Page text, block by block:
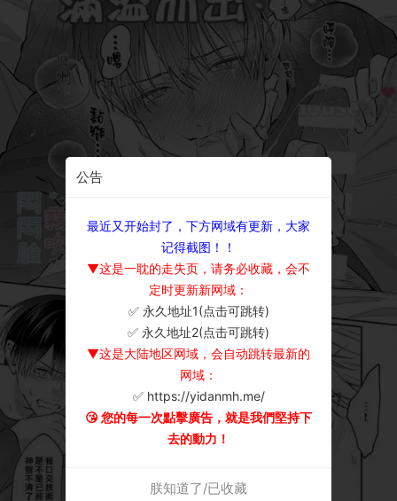
公告
最近又开始封了，下方网域有更新，大家
记得截图！！
▼这是一耽的走失页，请务必收藏，会不
定时更新新网域：
✅ 永久地址1(点击可跳转)
✅ 永久地址2(点击可跳转)
▼这是大陆地区网域，会自动跳转最新的
网域：
✅ https://yidanmh.me/
😘 您的每一次點擊廣告，就是我們堅持下
去的動力！
朕知道了/已收藏